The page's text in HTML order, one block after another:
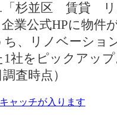
「杉並区 賃貸 リ
業公式HPに物件
、リノベーショ
社をピックアップ
査時点）
ャッチが入ります